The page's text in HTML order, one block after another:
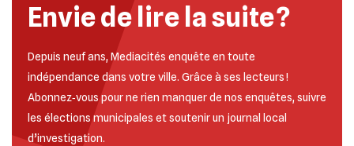
Envie de lire la suite ?
Depuis neuf ans, Mediacités enquête en toute
indépendance dans votre ville. Grâce à ses lecteurs !
Abonnez‐vous pour ne rien manquer de nos enquêtes, suivre
les élections municipales et soutenir un journal local
d’investigation.